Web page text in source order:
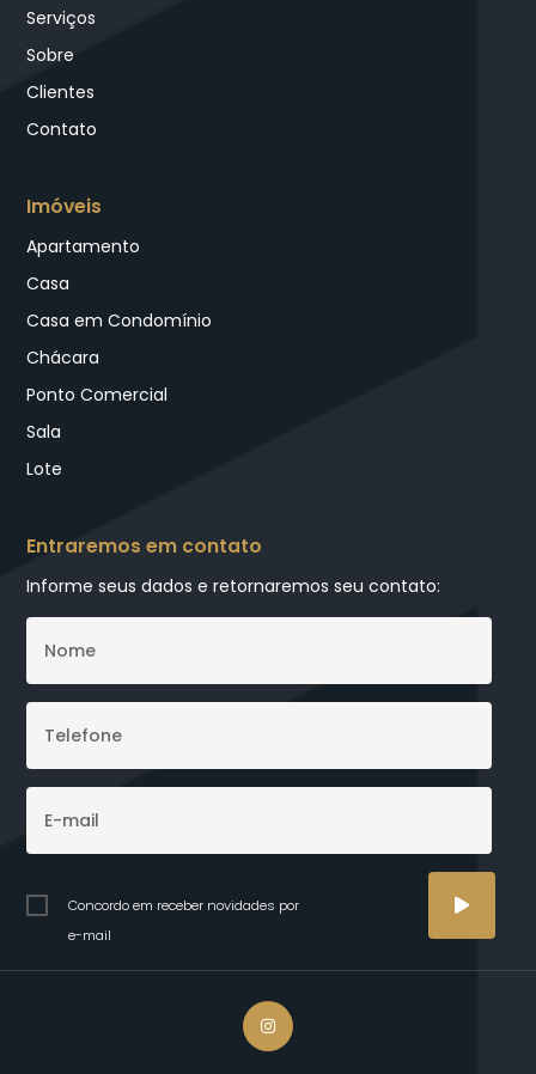
Serviços
Sobre
Clientes
Contato
Imóveis
Apartamento
Casa
Casa em Condomínio
Chácara
Ponto Comercial
Sala
Lote
Entraremos em contato
Informe seus dados e retornaremos seu contato:
Concordo em receber novidades por
e-mail